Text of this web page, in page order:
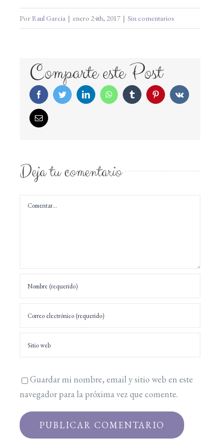
PorRaul Garcia | enero 24th, 2017 | Sin comentarios
Comparte este Post
FacebookTwitterLinkedInWhatsAppTumblr PinterestVk
Correo
electrónico
Deja tu comentario
Comentar
Guardar mi nombre, email y sitio web en este
navegador para la próxima vez que comente.